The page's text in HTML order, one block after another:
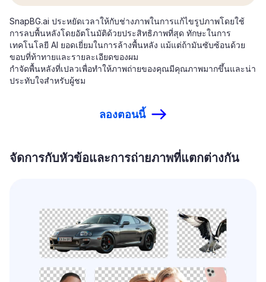
SnapBG.ai ประหยัดเวลาให้กับช่างภาพในการแก้ไขรูปภาพโดยใช้
การลบพื้นหลังโดยอัตโนมัติด้วยประสิทธิภาพที่สุด ทักษะในการ
เทคโนโลยี AI ยอดเยี่ยมในการล้างพื้นหลัง แม้แต่ถ้ามันซับซ้อนด้วย
ขอบที่ท้าทายและรายละเอียดของผม
กำจัดพื้นหลังที่เปลวเพื่อทำให้ภาพถ่ายของคุณมีคุณภาพมากขึ้นและน่า
ประทับใจสำหรับผู้ชม
ลองตอนนี้
จัดการกับหัวข้อและการถ่ายภาพที่แตกต่างกัน